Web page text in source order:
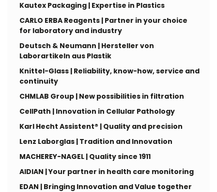
Kautex Packaging | Expertise in Plastics
CARLO ERBA Reagents | Partner in your choice
for laboratory and industry
Deutsch & Neumann | Hersteller von
Laborartikeln aus Plastik
Knittel-Glass | Reliability, know-how, service and
continuity
CHMLAB Group | New possibilities in filtration
CellPath | Innovation in Cellular Pathology
Karl Hecht Assistent® | Quality and precision
Lenz Laborglas | Tradition and Innovation
MACHEREY-NAGEL | Quality since 1911
AIDIAN | Your partner in health care monitoring
EDAN | Bringing Innovation and Value together